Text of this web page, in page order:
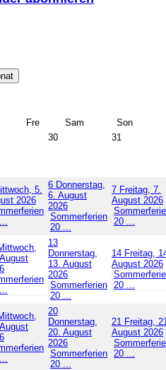
Fre Sam
Son
30 31
5.
2026
6 Donnerstag,
6. August
2026
Sommerferien
20 ...
7 Freitag, 7.
August 2026
20 ...
13
Donnerstag,
13. August
2026
Sommerferien
20 ...
14 Freitag,
August 2026
20 ...
20
Donnerstag,
20. August
2026
Sommerferien
20 ...
21 Freitag,
August 2026
20 ...